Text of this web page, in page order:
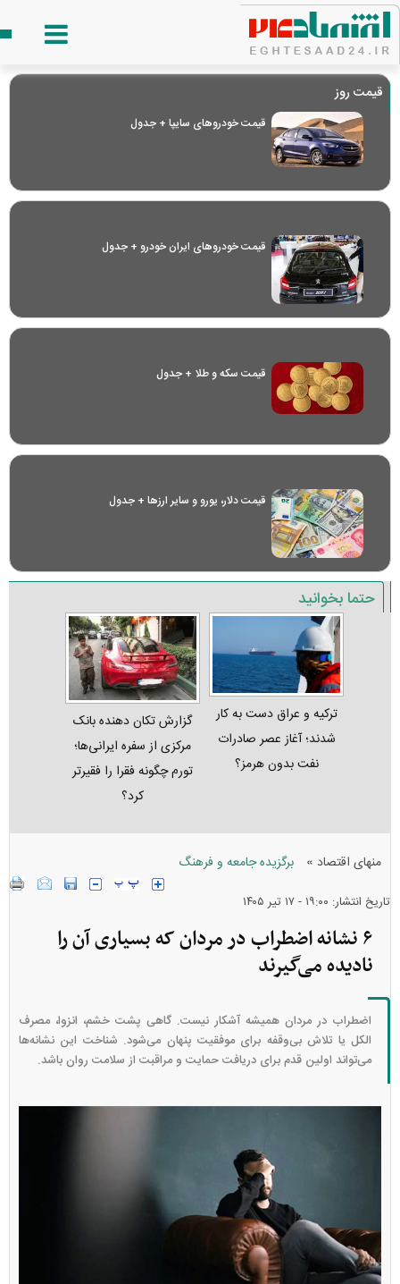
قیمت روز
قیمت خودرو‌های سایپا + جدول
قیمت خودرو‌های ایران خودرو + جدول
قیمت سکه و طلا + جدول
قیمت دلار، یورو و سایر ارز‌ها + جدول
حتما بخوانید
ترکیه و عراق دست به کار
شدند؛ آغاز عصر صادرات
نفت بدون هرمز؟
گزارش تکان‌ دهنده بانک
مرکزی از سفره ایرانی‌ها؛
تورم چگونه فقرا را فقیرتر
کرد؟
منهای اقتصاد » برگزیده جامعه و فرهنگ
تاریخ انتشار: ۱۹:۰۰ - ۱۷ تير ۱۴۰۵
۶ نشانه اضطراب در مردان که بسیاری آن را
نادیده می‌گیرند
اضطراب در مردان همیشه آشکار نیست. گاهی پشت خشم، انزوا، مصرف
الکل یا تلاش بی‌وقفه برای موفقیت پنهان می‌شود. شناخت این نشانه‌ها
می‌تواند اولین قدم برای دریافت حمایت و مراقبت از سلامت روان باشد.